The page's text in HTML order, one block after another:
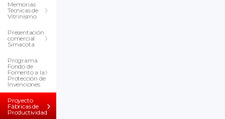
Memorias
Técnicas de
Vitrinismo
Presentación
comercial
Simacota
Programa
Fondo de
Fomento a la
Protección de
Invenciones
Proyecto
Fábricas de
Productividad